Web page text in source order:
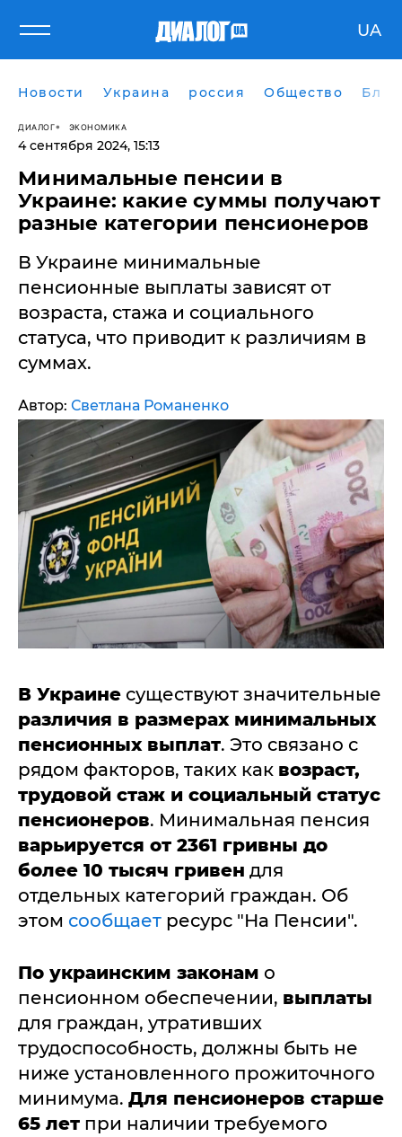
UA
Новости Украина россия Общество
ДИАЛОГ ЭКОНОМИКА
4 сентября 2024, 15:13
Минимальные пенсии в
Украине: какие суммы получают
разные категории пенсионеров
В Украине минимальные
пенсионные выплаты зависят от
возраста, стажа и социального
статуса, что приводит к различиям в
суммах.
Автор: Светлана Романенко
В Украине существуют значительные
различия в размерах минимальных
пенсионных выплат. Это связано с
рядом факторов, таких как возраст,
трудовой стаж и социальный статус
пенсионеров. Минимальная пенсия
варьируется от 2361 гривны до
более 10 тысяч гривен для
отдельных категорий граждан. Об
этом сообщает ресурс "На Пенсии".
По украинским законам о
пенсионном обеспечении, выплаты
для граждан, утративших
трудоспособность, должны быть не
ниже установленного прожиточного
минимума. Для пенсионеров старше
65 лет при наличии требуемого